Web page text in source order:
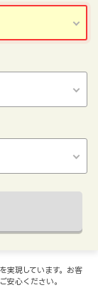
実現しています。お客
安心ください。